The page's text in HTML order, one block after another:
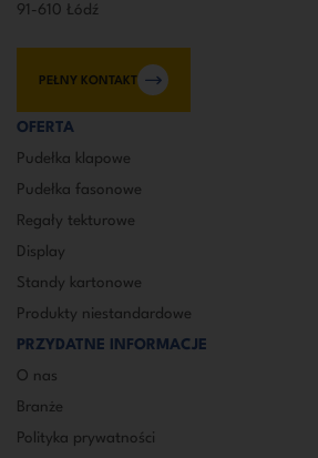
91-610 Łódź
PEŁNY KONTAKT
OFERTA
Pudełka klapowe
Pudełka fasonowe
Regały tekturowe
Display
Standy kartonowe
Produkty niestandardowe
PRZYDATNE INFORMACJE
O nas
Branże
Polityka prywatności